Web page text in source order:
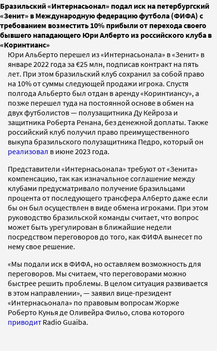
Бразильский «Интернасьонал» подал иск на петербургский
«Зенит» в Международную федерацию футбола (ФИФА) с
требованием возместить 10% прибыли от перехода своего
бывшего нападающего Юри Алберто из российского клуба в
«Коринтианс»
Юри Альберто перешел из «Интернасьонала» в «Зенит» в
январе 2022 года за €25 млн, подписав контракт на пять
лет. При этом бразильский клуб сохранил за собой право
на 10% от суммы следующей продажи игрока. Спустя
полгода Альберто был отдан в аренду «Коринтиансу», а
позже перешел туда на постоянной основе в обмен на
двух футболистов — полузащитника Ду Кейроза и
защитника Роберта Ренана, без денежной доплаты. Также
российский клуб получил право преимущественного
выкупа бразильского полузащитника Педро, который он
реализовал в июне 2023 года.
Представители «Интернасьонала» требуют от «Зенита»
компенсацию, так как изначальное соглашение между
клубами предусматривало получение бразильцами
процента от последующего трансфера Алберто даже если
бы он был осуществлен в виде обмена игроками. При этом
руководство бразильской команды считает, что вопрос
может быть урегулирован в ближайшие недели
посредством переговоров до того, как ФИФА вынесет по
нему свое решение.
«Мы подали иск в ФИФА, но оставляем возможность для
переговоров. Мы считаем, что переговорами можно
быстрее решить проблемы. В целом ситуация развивается
в этом направлении», — заявил вице-президент
«Интернасьонала» по правовым вопросам Жорже
Роберто Кунья де Оливейра Фильо, слова которого
приводит Radio Guaiba.